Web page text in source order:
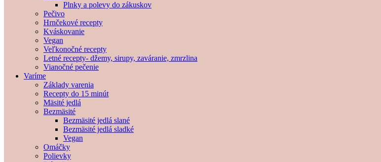
Plnky a polevy do zákuskov
Pečivo
Hrnčekové recepty
Kváskovanie
Vegan
Veľkonočné recepty
Letné recepty- džemy, sirupy, zaváranie, zmrzlina
Vianočné pečenie
Varíme
Základy varenia
Recepty do 15 minút
Mäsité jedlá
Bezmäsité
Bezmäsité jedlá slané
Bezmäsité jedlá sladké
Vegan
Omáčky
Polievky